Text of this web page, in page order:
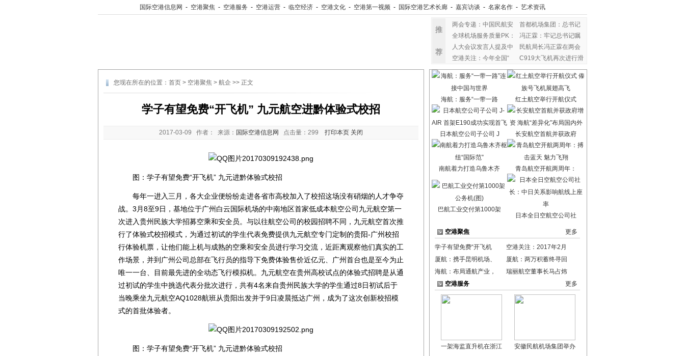
国际空港信息网 - 空港聚焦 - 空港服务 - 空港运营 - 临空经济 - 空港文化 - 空港第一视频 - 国际空港艺术长廊 - 嘉宾访谈 - 名家名作 - 艺术资讯
推
荐
两会专递：中国民航安
首都机场集团：总书记
全球机场服务质量PK：
冯正霖：牢记总书记嘱
人大会议发言人提及中
民航局长冯正霖在两会
空港关注：今年全国“
C919大飞机再次进行滑
您现在所在的位置： 首页 > 空港聚焦 > 航企 >> 正文
学子有望免费“开飞机” 九元航空进黔体验式校招
2017-03-09 作者： 来源： 国际空港信息网 点击量： 299 打印本页 关闭
图：学子有望免费“开飞机” 九元进黔体验式校招
每年一进入三月，各大企业便纷纷走进各省市高校加入了校招这场没有硝烟的人才争夺
战。3月8至9日，基地位于广州白云国际机场的中南地区首家低成本航空公司九元航空第一
次进入贵州民族大学招募空乘和安全员。与以往航空公司的校园招聘不同，九元航空首次推
行了体验式校招模式，为通过初试的学生代表免费提供九元航空专门定制的贵阳-广州校招
行体验机票，让他们能上机与成熟的空乘和安全员进行学习交流，近距离观察他们真实的工
作场景，并到广州公司总部在飞行员的指导下免费体验售价近亿元、广州首台也是至今为止
唯一一台、目前最先进的全动态飞行模拟机。九元航空在贵州高校试点的体验式招聘是从通
过初试的学生中挑选代表分批次进行，共有4名来自贵州民族大学的学生通过8日初试后于
当晚乘坐九元航空AQ1028航班从贵阳出发并于9日凌晨抵达广州，成为了这次创新校招模
式的首批体验者。
图：学子有望免费“开飞机” 九元进黔体验式校招
海航：服务“一带一路 红土航空举行开航仪式
日本航空公司子公司 J 长安航空首航并获政府
南航着力打造乌鲁木齐 青岛航空开航两周年：
巴航工业交付第1000架
日本全日空航空公司社
空港聚焦 更多
学子有望免费“开飞机
空港关注：2017年2月
厦航：携手昆明机场、
厦航：两万积蓄终寻回
海航：布局通航产业，
瑞丽航空董事长马占炜
空港服务
更多
一架海监直升机在浙江 安徽民航机场集团举办